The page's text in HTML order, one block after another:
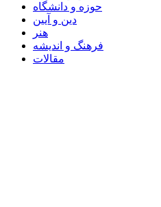
حوزه و دانشگاه
دین و آیین
هنر
فرهنگ و اندیشه
مقالات